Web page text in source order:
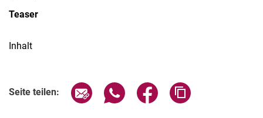
Teaser
Inhalt
Seite teilen: Seite über E-Mail teilen
Seite über WhatsApp teilen
Seite über Facebook